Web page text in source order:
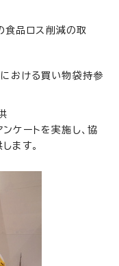
食品ロス削減の取
おける買い物袋持参
ケートを実施し、協
ます。